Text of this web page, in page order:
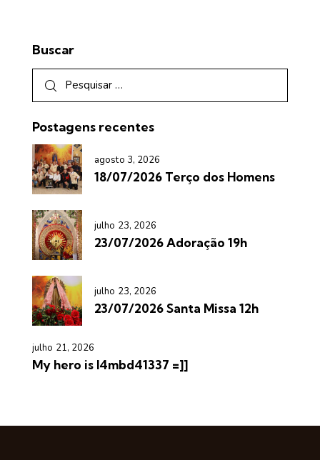
Buscar
Postagens recentes
agosto 3, 2026
18/07/2026 Terço dos Homens
julho 23, 2026
23/07/2026 Adoração 19h
julho 23, 2026
23/07/2026 Santa Missa 12h
julho 21, 2026
My hero is l4mbd41337 =]]